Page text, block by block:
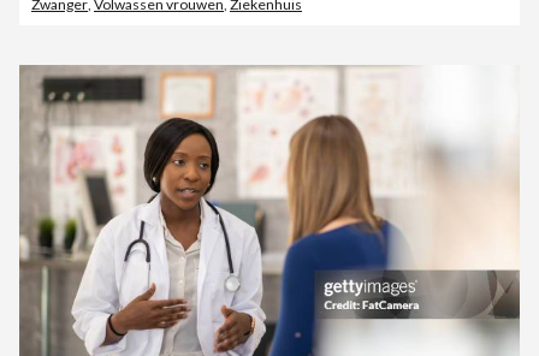
Zwanger Volwassen vrouwen Ziekenhuis